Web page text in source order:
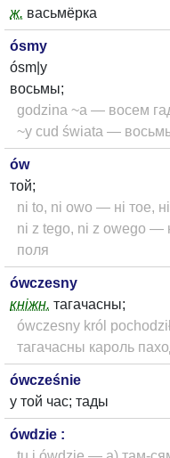
ж. васьмёрка
ósmy
ósm|y
восьмы;
godzina ~a — восем
~y cud świata —
ów
той;
ni to, ni owo — ні тое,
ni z tego, ni z owego —
поля
ówczesny
кніжн. тагачасны;
ówczesny król
тагачасны кароль
ówcześnie
у той час; тады
ówdzie :